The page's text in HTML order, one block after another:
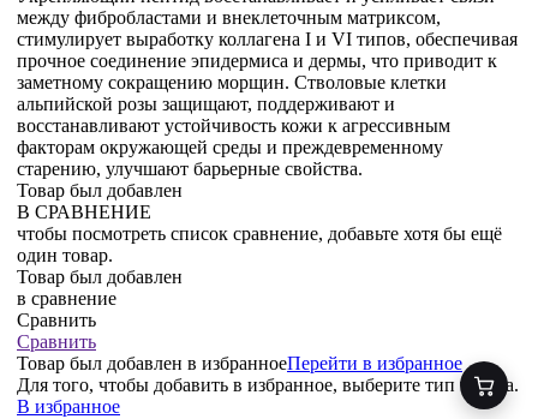
между фибробластами и внеклеточным матриксом,
стимулирует выработку коллагена I и VI типов, обеспечивая
прочное соединение эпидермиса и дермы, что приводит к
заметному сокращению морщин. Стволовые клетки
альпийской розы защищают, поддерживают и
восстанавливают устойчивость кожи к агрессивным
факторам окружающей среды и преждевременному
старению, улучшают барьерные свойства.
Товар был добавлен
В СРАВНЕНИЕ
чтобы посмотреть список сравнение, добавьте хотя бы ещё
один товар.
Товар был добавлен
в сравнение
Сравнить
Сравнить
Товар был добавлен в избранноеПерейти в избранное
Для того, чтобы добавить в избранное, выберите тип товара.
В избранное